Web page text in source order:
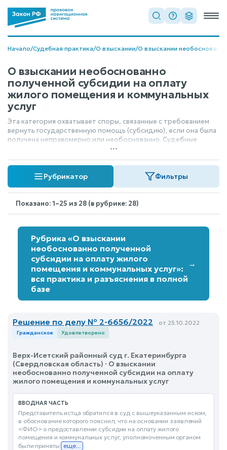
Начало/Судебная практика/О взыскании/О взыскании
О взыскании необоснованно
полученной субсидии на оплату
жилого помещения и коммунальных
услуг
Эта категория охватывает споры, связанные с требованием
вернуть государственную помощь (субсидию), если она была
получена неправомерно или необоснованно. Судебные
разбирательства касаются ситуаций, когда получатель
субсидии не соответствовал установленным критериям или
нарушил условия предоставления этой финансовой
поддержки на оплату жилья и коммунальных услуг.
...
Рубрикатор Фильтры
Показано: 1–25 из 28 (в рубрике: 28)
Рубрика «О взыскании
необоснованно полученной
субсидии на оплату жилого
помещения и коммунальных услуг»:
вся практика и разъяснения в полной
базе
→
Решение по делу № 2-6656/2022 от 25.10.2022
Гражданское Удовлетворено
Верх-Исетский районный суд г. Екатеринбурга
(Свердловская область) · О взыскании
необоснованно полученной субсидии на оплату
жилого помещения и коммунальных услуг
ВВОДНАЯ ЧАСТЬ
Представитель истца обратился в суд с вышеуказанным иском,
в обоснование которого пояснил, что на основании заявлений
<ФИО> о предоставлении субсидии на оплату жилого
помещения и коммунальных услуг, уполномоченным органом
были приняты еще...